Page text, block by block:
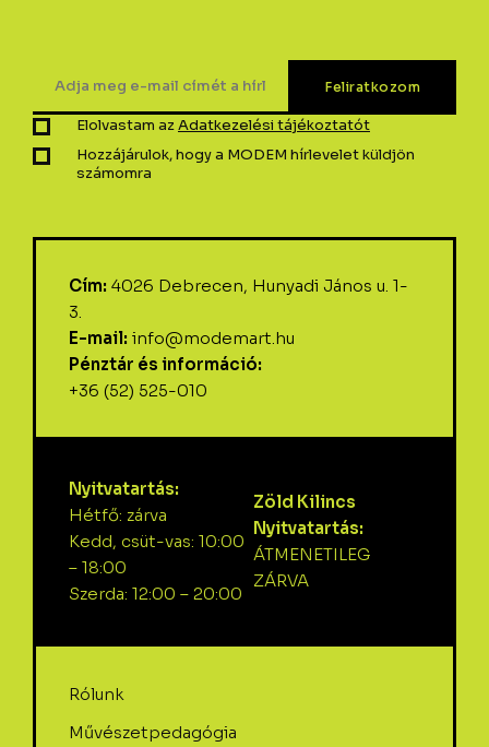
Elolvastam azAdatkezelési tájékoztatót
Hozzájárulok, hogy a MODEM hírlevelet küldjön
számomra
Cím: 4026 Debrecen, Hunyadi János u. 1-
3.
E-mail: info@modemart.hu
Pénztár és információ:
+36 (52) 525-010
Nyitvatartás:
Hétfő: zárva
Kedd, csüt-vas: 10:00
– 18:00
Szerda: 12:00 – 20:00
Zöld Kilincs
Nyitvatartás:
ÁTMENETILEG
ZÁRVA
Rólunk
Művészetpedagógia